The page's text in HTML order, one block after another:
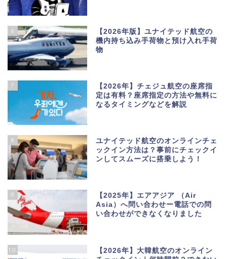
6
【2026年版】ユナイテッド航空の
機内持ち込み手荷物と預け入れ手荷
物
7
【2026年】チェジュ航空の座席指
定は有料？座席指定の方法や無料に
なるタイミングなどを解説
8
ユナイテッド航空のオンラインチェ
ックイン方法は？事前にチェックイ
ンしてスムーズに搭乗しよう！
9
【2025年】エアアジア （Air
Asia）へ問い合わせー電話での問
い合わせができなくなりました
10
【2026年】大韓航空のオンライン